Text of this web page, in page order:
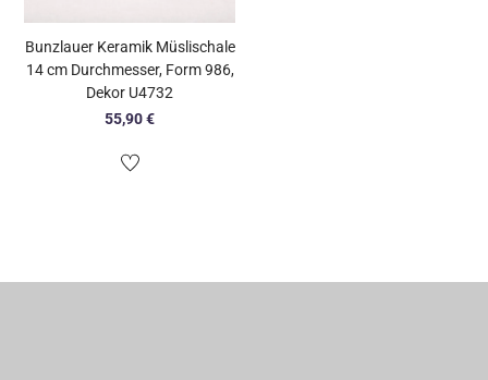
Bunzlauer Keramik Müslischale
14 cm Durchmesser, Form 986,
Dekor U4732
55,90€